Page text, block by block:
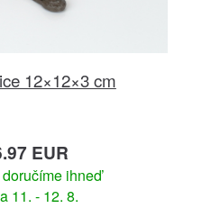
12×12×3 cm
EUR
ihneď
11. - 12. 8.